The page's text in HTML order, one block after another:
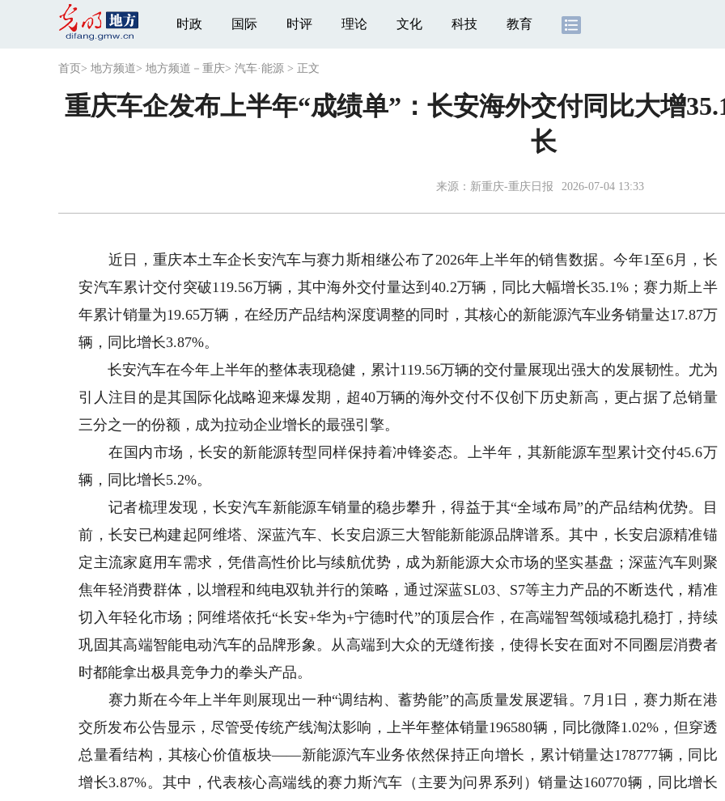
时政 国际 时评 理论 文化 科技 教育
首页 > 地方频道> 地方频道－重庆> 汽车·能源 > 正文
重庆车企发布上半年“成绩单”：长安海外交付同比大增
长
来源： 新重庆-重庆日报 2026-07-04 13:33
近日，重庆本土车企长安汽车与赛力斯相继公布了2026年上半年的销售数据。今年1至6月，长
安汽车累计交付突破119.56万辆，其中海外交付量达到40.2万辆，同比大幅增长35.1%；赛力斯上半
年累计销量为19.65万辆，在经历产品结构深度调整的同时，其核心的新能源汽车业务销量达17.87万
辆，同比增长3.87%。
长安汽车在今年上半年的整体表现稳健，累计119.56万辆的交付量展现出强大的发展韧性。尤为
引人注目的是其国际化战略迎来爆发期，超40万辆的海外交付不仅创下历史新高，更占据了总销量
三分之一的份额，成为拉动企业增长的最强引擎。
在国内市场，长安的新能源转型同样保持着冲锋姿态。上半年，其新能源车型累计交付45.6万
辆，同比增长5.2%。
记者梳理发现，长安汽车新能源车销量的稳步攀升，得益于其“全域布局”的产品结构优势。目
前，长安已构建起阿维塔、深蓝汽车、长安启源三大智能新能源品牌谱系。其中，长安启源精准锚
定主流家庭用车需求，凭借高性价比与续航优势，成为新能源大众市场的坚实基盘；深蓝汽车则聚
焦年轻消费群体，以增程和纯电双轨并行的策略，通过深蓝SL03、S7等主力产品的不断迭代，精准
切入年轻化市场；阿维塔依托“长安+华为+宁德时代”的顶层合作，在高端智驾领域稳扎稳打，持续
巩固其高端智能电动汽车的品牌形象。从高端到大众的无缝衔接，使得长安在面对不同圈层消费者
时都能拿出极具竞争力的拳头产品。
赛力斯在今年上半年则展现出一种“调结构、蓄势能”的高质量发展逻辑。7月1日，赛力斯在港
交所发布公告显示，尽管受传统产线淘汰影响，上半年整体销量196580辆，同比微降1.02%，但穿透
总量看结构，其核心价值板块——新能源汽车业务依然保持正向增长，累计销量达178777辆，同比
增长3.87%。其中，代表核心高端线的赛力斯汽车（主要为问界系列）销量达160770辆，同比增长